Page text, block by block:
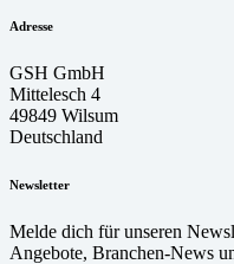
Adresse
GSH GmbH
Mittelesch 4
49849 Wilsum
Deutschland
Newsletter
Melde dich für unseren
Angebote, Branchen-News